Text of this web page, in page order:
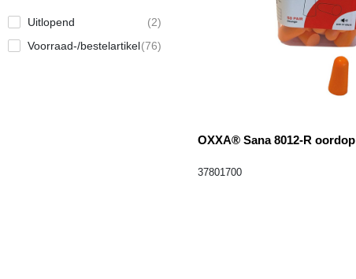
Uitlopend
(2)
Voorraad-/bestelartikel(76)
OXXA® Sana 8012-R oordop
37801700